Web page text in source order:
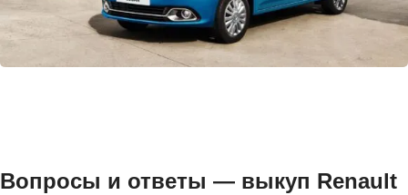
Вопросы и ответы — выкуп Renault